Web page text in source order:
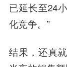
已延长至24
化竞争。”
结果，还真